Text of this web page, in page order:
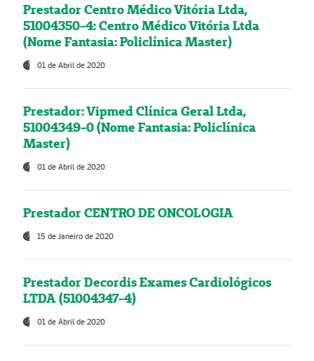
Prestador Centro Médico Vitória Ltda,
51004350-4: Centro Médico Vitória Ltda
(Nome Fantasia: Policlínica Master)
01 de Abril de 2020
Prestador: Vipmed Clínica Geral Ltda,
51004349-0 (Nome Fantasia: Policlínica
Master)
01 de Abril de 2020
Prestador CENTRO DE ONCOLOGIA
15 de Janeiro de 2020
Prestador Decordis Exames Cardiológicos
LTDA (51004347-4)
01 de Abril de 2020